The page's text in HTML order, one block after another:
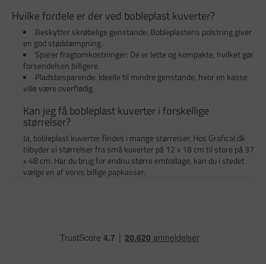
Hvilke fordele er der ved bobleplast kuverter?
Beskytter skrøbelige genstande: Bobleplastens polstring giver
en god støddæmpning.
Sparer fragtomkostninger: De er lette og kompakte, hvilket gør
forsendelsen billigere.
Pladsbesparende: Ideelle til mindre genstande, hvor en kasse
ville være overflødig.
Kan jeg få bobleplast kuverter i forskellige
størrelser?
Ja, bobleplast kuverter findes i mange størrelser. Hos Grafical.dk
tilbyder vi størrelser fra små kuverter på 12 x 18 cm til store på 37
x 48 cm. Har du brug for endnu større emballage, kan du i stedet
vælge en af vores billige papkasser.